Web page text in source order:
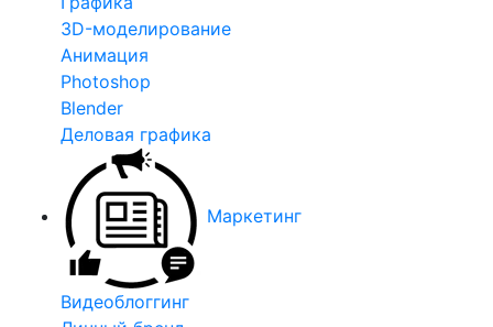
3D-моделирование
Анимация
Photoshop
Blender
Деловая графика
Маркетинг
Видеоблоггинг